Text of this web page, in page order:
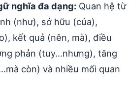
nghĩa đa dạng: Quan hệ từ
(như), sở hữu (của),
kết quả (nên, mà), điều
phản (tuy…nhưng), tăng
còn) và nhiều mối quan